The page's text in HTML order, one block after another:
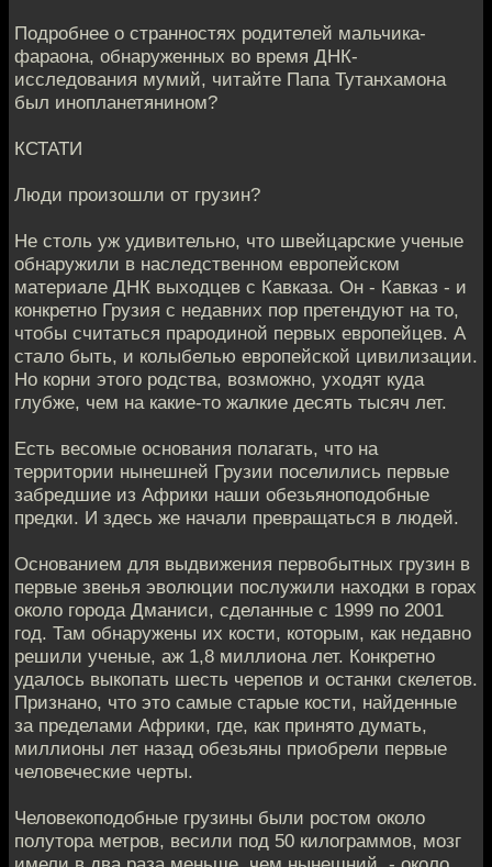
Подробнее о странностях родителей мальчика-
фараона, обнаруженных во время ДНК-
исследования мумий, читайте Папа Тутанхамона
был инопланетянином?
КСТАТИ
Люди произошли от грузин?
Не столь уж удивительно, что швейцарские ученые
обнаружили в наследственном европейском
материале ДНК выходцев с Кавказа. Он - Кавказ - и
конкретно Грузия с недавних пор претендуют на то,
чтобы считаться прародиной первых европейцев. А
стало быть, и колыбелью европейской цивилизации.
Но корни этого родства, возможно, уходят куда
глубже, чем на какие-то жалкие десять тысяч лет.
Есть весомые основания полагать, что на
территории нынешней Грузии поселились первые
забредшие из Африки наши обезьяноподобные
предки. И здесь же начали превращаться в людей.
Основанием для выдвижения первобытных грузин в
первые звенья эволюции послужили находки в горах
около города Дманиси, сделанные с 1999 по 2001
год. Там обнаружены их кости, которым, как недавно
решили ученые, аж 1,8 миллиона лет. Конкретно
удалось выкопать шесть черепов и останки скелетов.
Признано, что это самые старые кости, найденные
за пределами Африки, где, как принято думать,
миллионы лет назад обезьяны приобрели первые
человеческие черты.
Человекоподобные грузины были ростом около
полутора метров, весили под 50 килограммов, мозг